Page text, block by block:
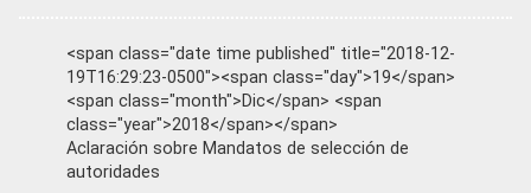
<span class="date time published" title="2018-12-
19T16:29:23-0500"><span class="day">19</span>
<span class="month">Dic</span> <span
class="year">2018</span></span>
Aclaración sobre Mandatos de selección de
autoridades